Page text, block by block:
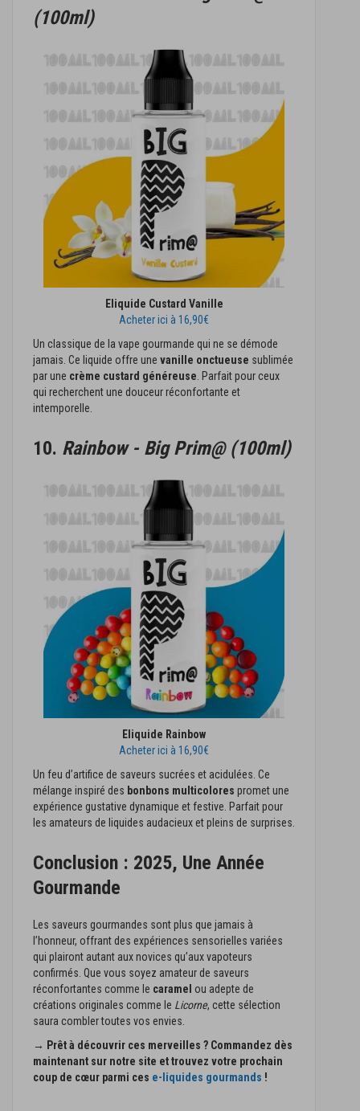
(100ml)
Eliquide Custard Vanille
Acheter ici à 16,90€
Un classique de la vape gourmande qui ne se démode
jamais. Ce liquide offre une vanille onctueuse sublimée
par une crème custard généreuse. Parfait pour ceux
qui recherchent une douceur réconfortante et
intemporelle.
10. Rainbow - Big Prim@ (100ml)
Eliquide Rainbow
Acheter ici à 16,90€
Un feu d’artifice de saveurs sucrées et acidulées. Ce
mélange inspiré des bonbons multicolores promet une
expérience gustative dynamique et festive. Parfait pour
les amateurs de liquides audacieux et pleins de surprises.
Conclusion : 2025, Une Année
Gourmande
Les saveurs gourmandes sont plus que jamais à
l’honneur, offrant des expériences sensorielles variées
qui plairont autant aux novices qu’aux vapoteurs
confirmés. Que vous soyez amateur de saveurs
réconfortantes comme le caramel ou adepte de
créations originales comme le Licorne, cette sélection
saura combler toutes vos envies.
→ Prêt à découvrir ces merveilles ? Commandez dès
maintenant sur notre site et trouvez votre prochain
coup de cœur parmi ces e-liquides gourmands !